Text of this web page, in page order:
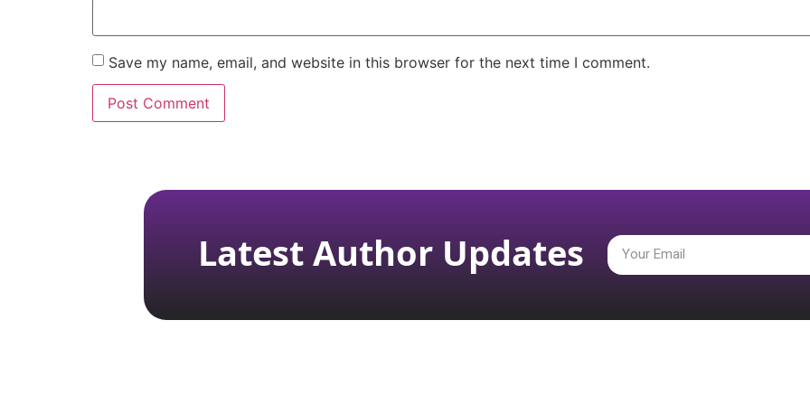
Save my name, email, and website in this browser for the next time I comment.
Latest Author Updates